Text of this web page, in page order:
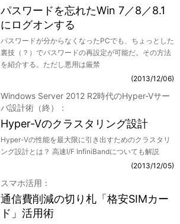
パスワードを忘れたWin 7／8／8.1
にログオンする
パスワードが分からなくなったPCでも、ちょっとした
裏技（？）でパスワードの再設定が可能だ。その方法
を紹介する。ただし悪用は厳禁
2013/12/06
Windows Server 2012 R2時代のHyper-Vサー
バ設計術（終）
Hyper-Vのクラスタリング設計
Hyper-Vの性能を最大限に引き出すためのクラスタリ
ング設計とは？ 高速I/F InfiniBandについても解説
2013/12/05
スマホ活用
通信費削減の切り札「格安SIMカー
ド」活用術